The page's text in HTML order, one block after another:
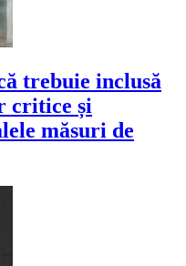
trebuie inclusă
critice și
măsuri de